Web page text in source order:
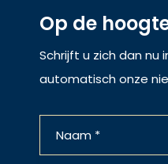
Op de
Schrijft u zich dan nu
automatisch onze